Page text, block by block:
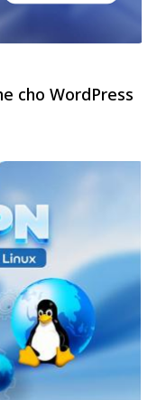
cho WordPress